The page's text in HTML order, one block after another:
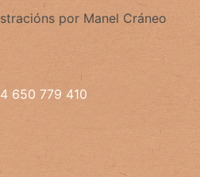
por Manel Cráneo
650 779 410